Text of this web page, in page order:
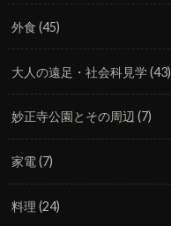
外食(45)
大人の遠足・社会科見学(43)
妙正寺公園とその周辺(7)
家電(7)
料理(24)